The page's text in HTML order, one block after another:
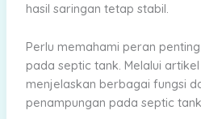
hasil saringan tetap stabil.
Perlu memahami peran
pada septic tank. Melalui
menjelaskan berbagai fungsi
penampungan pada septic tank.